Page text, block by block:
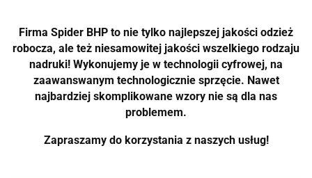
Firma Spider BHP to nie tylko najlepszej jakości odzież
robocza, ale też niesamowitej jakości wszelkiego rodzaju
nadruki! Wykonujemy je w technologii cyfrowej, na
zaawanswanym technologicznie sprzęcie. Nawet
najbardziej skomplikowane wzory nie są dla nas
problemem.
Zapraszamy do korzystania z naszych usług!